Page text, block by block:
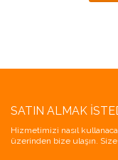
SATIN ALMAK
Hizmetimizi nasıl
üzerinden bize ulaşın.